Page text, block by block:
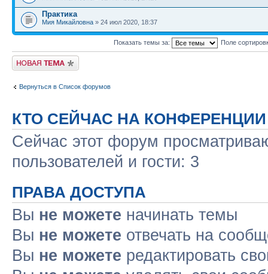
Практика
Мия Микайловна » 24 июл 2020, 18:37
Показать темы за: Поле
Новая тема
Вернуться в Список форумов
КТО СЕЙЧАС НА КОНФЕРЕНЦИИ
Сейчас этот форум
пользователей и гости: 3
ПРАВА ДОСТУПА
Вы не можете начинать темы
Вы не можете отвечать на
Вы не можете редактировать